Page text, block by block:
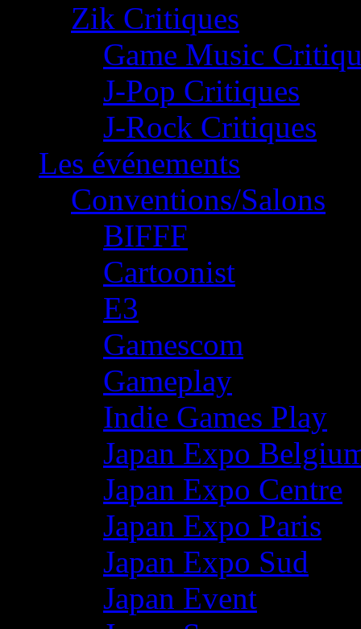
Zik Critiques
Game Music
J-Pop Critiques
J-Rock Critiques
Les événements
Conventions/Salons
BIFFF
Cartoonist
E3
Gamescom
Gameplay
Indie Games Play
Japan Expo
Japan Expo Centre
Japan Expo Paris
Japan Expo Sud
Japan Event